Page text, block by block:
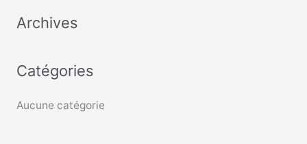
r
h
Archives
Catégories
Aucune catégorie